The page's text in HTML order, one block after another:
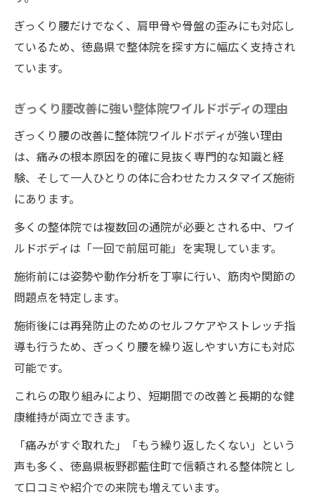
ぎっくり腰だけでなく、肩甲骨や骨盤の歪みにも対応し
ているため、徳島県で整体院を探す方に幅広く支持され
ています。
ぎっくり腰改善に強い整体院ワイルドボディの理由
ぎっくり腰の改善に整体院ワイルドボディが強い理由
は、痛みの根本原因を的確に見抜く専門的な知識と経
験、そして一人ひとりの体に合わせたカスタマイズ施術
にあります。
多くの整体院では複数回の通院が必要とされる中、ワイ
ルドボディは「一回で前屈可能」を実現しています。
施術前には姿勢や動作分析を丁寧に行い、筋肉や関節の
問題点を特定します。
施術後には再発防止のためのセルフケアやストレッチ指
導も行うため、ぎっくり腰を繰り返しやすい方にも対応
可能です。
これらの取り組みにより、短期間での改善と長期的な健
康維持が両立できます。
「痛みがすぐ取れた」「もう繰り返したくない」という
声も多く、徳島県板野郡藍住町で信頼される整体院とし
て口コミや紹介での来院も増えています。